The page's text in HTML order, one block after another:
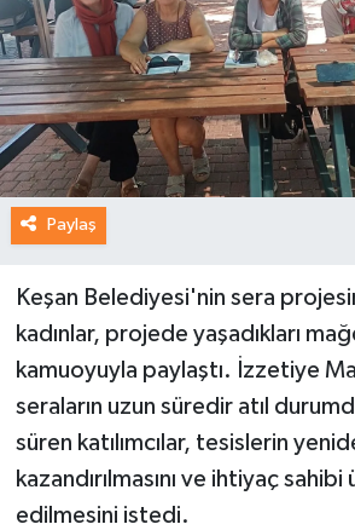
Paylaş
Keşan Belediyesi'nin sera
kadınlar, projede yaşadıkları
kamuoyuyla paylaştı. İzzetiye
seraların uzun süredir atıl
süren katılımcılar, tesislerin
kazandırılmasını ve ihtiyaç
edilmesini istedi.